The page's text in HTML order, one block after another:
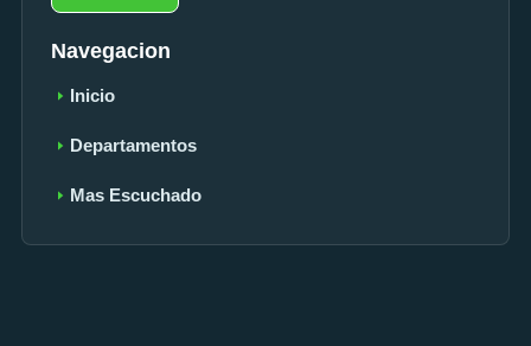
Navegacion
Inicio
Departamentos
Mas Escuchado